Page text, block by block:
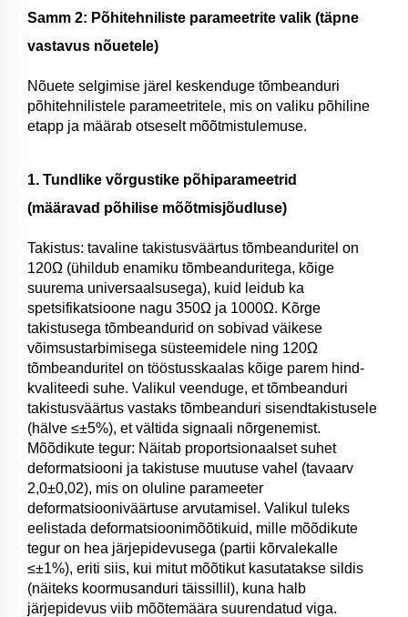
Samm 2: Põhitehniliste parameetrite valik (täpne
vastavus nõuetele)
Nõuete selgimise järel keskenduge tõmbeanduri
põhitehnilistele parameetritele, mis on valiku põhiline
etapp ja määrab otseselt mõõtmistulemuse.
1. Tundlike võrgustike põhiparameetrid
(määravad põhilise mõõtmisjõudluse)
Takistus: tavaline takistusväärtus tõmbeanduritel on
120Ω (ühildub enamiku tõmbeanduritega, kõige
suurema universaalsusega), kuid leidub ka
spetsifikatsioone nagu 350Ω ja 1000Ω. Kõrge
takistusega tõmbeandurid on sobivad väikese
võimsustarbimisega süsteemidele ning 120Ω
tõmbeanduritel on tööstusskaalas kõige parem hind-
kvaliteedi suhe. Valikul veenduge, et tõmbeanduri
takistusväärtus vastaks tõmbeanduri sisendtakistusele
(hälve ≤±5%), et vältida signaali nõrgenemist.
Mõõdikute tegur: Näitab proportsionaalset suhet
deformatsiooni ja takistuse muutuse vahel (tavaarv
2,0±0,02), mis on oluline parameeter
deformatsiooniväärtuse arvutamisel. Valikul tuleks
eelistada deformatsioonimõõtikuid, mille mõõdikute
tegur on hea järjepidevusega (partii kõrvalekalle
≤±1%), eriti siis, kui mitut mõõtikut kasutatakse sildis
(näiteks koormusanduri täissillil), kuna halb
järjepidevus viib mõõtemäära suurendatud viga.